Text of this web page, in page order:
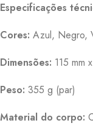
Especificações
Cores: Azul, Negro,
Dimensões: 115 mm
Peso: 355 g (par)
Material do corpo: